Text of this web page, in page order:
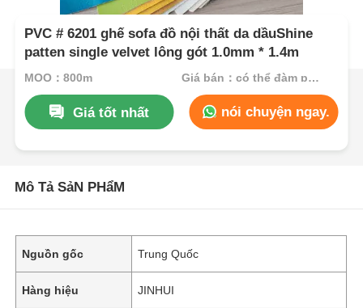
PVC # 6201 ghế sofa đồ nội thất da dầuShine
patten single velvet lông gót 1.0mm * 1.4m
MOQ：800m Giá bán：có thể đàm phán
Giá tốt nhất nói chuyện ngay.
Mô Tả SảN PHẩM
Nguồn gốc Trung Quốc
Hàng hiệu JINHUI